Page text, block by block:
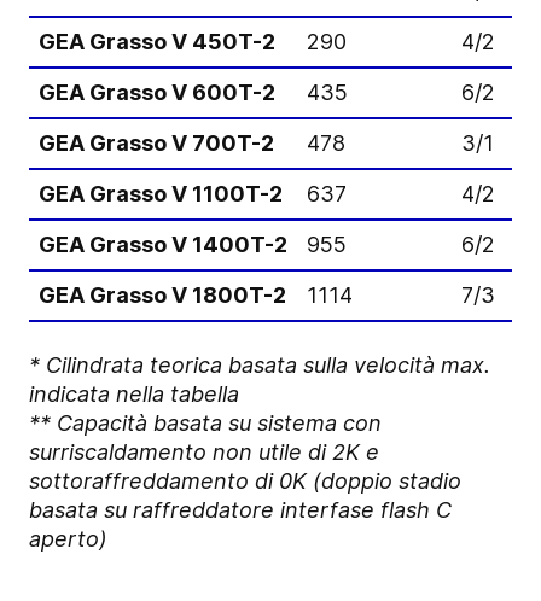
GEA Grasso V 450T-2
290
4/2
GEA Grasso V 600T-2
435
6/2
GEA Grasso V 700T-2
478
3/1
GEA Grasso V 1100T-2
637
4/2
GEA Grasso V 1400T-2
955
6/2
GEA Grasso V 1800T-2
1114 7/3
* Cilindrata teorica basata sulla velocità max.
indicata nella tabella
** Capacità basata su sistema con
surriscaldamento non utile di 2K e
sottoraffreddamento di 0K (doppio stadio
basata su raffreddatore interfase flash C
aperto)